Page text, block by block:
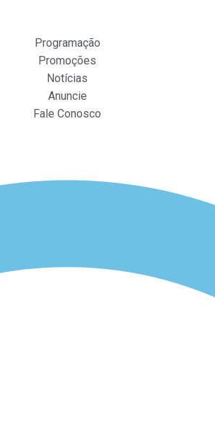
Programação
Promoções
Notícias
Anuncie
Fale Conosco